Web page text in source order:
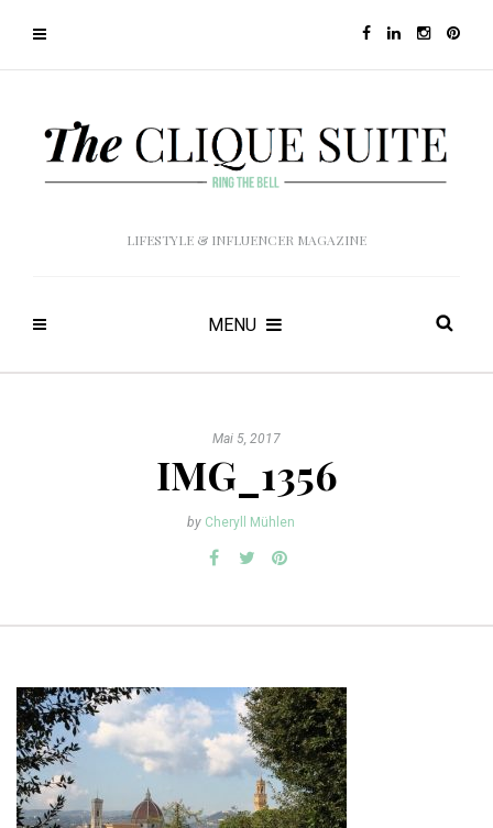
LIFESTYLE & INFLUENCER MAGAZINE
MENU
Mai 5, 2017
IMG_1356
by Cheryll Mühlen